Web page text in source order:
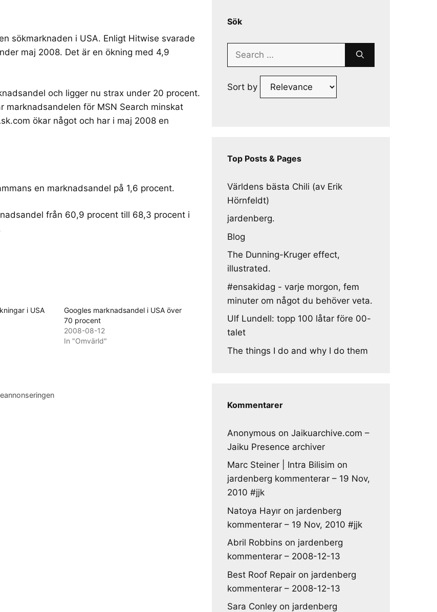
sökmarknaden i USA. Enligt Hitwise svarade
maj 2008. Det är en ökning med 4,9
och ligger nu strax under 20 procent.
marknadsandelen för MSN Search minskat
ökar något och har i maj 2008 en
en marknadsandel på 1,6 procent.
från 60,9 procent till 68,3 procent i
i USA
Googles marknadsandel i USA över
70 procent
2008-08-12
In "Omvärld"
Sök
Search
Sort by
Top Posts & Pages
Världens bästa Chili (av Erik
Hörnfeldt)
jardenberg.
Blog
The Dunning-Kruger effect,
illustrated.
#ensakidag - varje morgon, fem
minuter om något du behöver veta.
Ulf Lundell: topp 100 låtar före 00-
talet
The things I do and why I do them
Kommentarer
Anonymous on Jaikuarchive.com –
Jaiku Presence archiver
Marc Steiner | Intra Bilisim on
jardenberg kommenterar – 19 Nov,
2010 #jjk
Natoya Hayır on jardenberg
kommenterar – 19 Nov, 2010 #jjk
Abril Robbins on jardenberg
kommenterar – 2008-12-13
Best Roof Repair on jardenberg
kommenterar – 2008-12-13
Sara Conley on jardenberg